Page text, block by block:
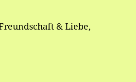
& Liebe,